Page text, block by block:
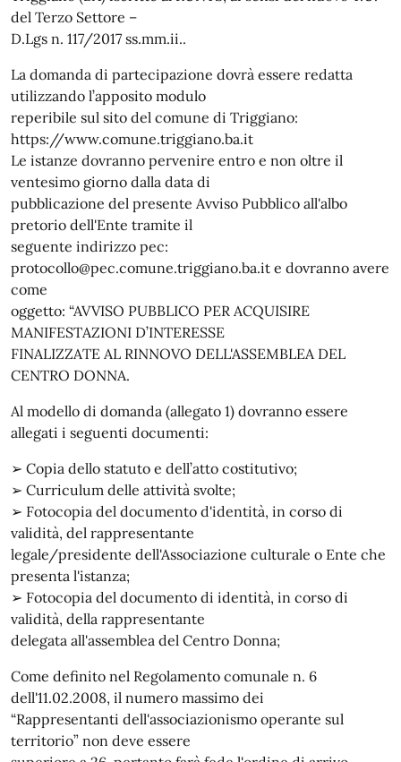
del Terzo Settore –
D.Lgs n. 117/2017 ss.mm.ii..
La domanda di partecipazione dovrà essere redatta
utilizzando l’apposito modulo
reperibile sul sito del comune di Triggiano:
https://www.comune.triggiano.ba.it
Le istanze dovranno pervenire entro e non oltre il
ventesimo giorno dalla data di
pubblicazione del presente Avviso Pubblico all'albo
pretorio dell'Ente tramite il
seguente indirizzo pec:
protocollo@pec.comune.triggiano.ba.it e dovranno avere
come
oggetto: “AVVISO PUBBLICO PER ACQUISIRE
MANIFESTAZIONI D’INTERESSE
FINALIZZATE AL RINNOVO DELL'ASSEMBLEA DEL
CENTRO DONNA.
Al modello di domanda (allegato 1) dovranno essere
allegati i seguenti documenti:
➢ Copia dello statuto e dell’atto costitutivo;
➢ Curriculum delle attività svolte;
➢ Fotocopia del documento d'identità, in corso di
validità, del rappresentante
legale/presidente dell'Associazione culturale o Ente che
presenta l'istanza;
➢ Fotocopia del documento di identità, in corso di
validità, della rappresentante
delegata all'assemblea del Centro Donna;
Come definito nel Regolamento comunale n. 6
dell'11.02.2008, il numero massimo dei
“Rappresentanti dell'associazionismo operante sul
territorio” non deve essere